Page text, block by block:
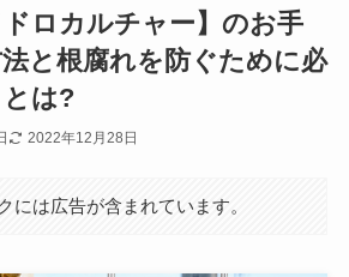
ドロカルチャー】のお手
と根腐れを防ぐために必
は?
2022年12月28日
には広告が含まれています。